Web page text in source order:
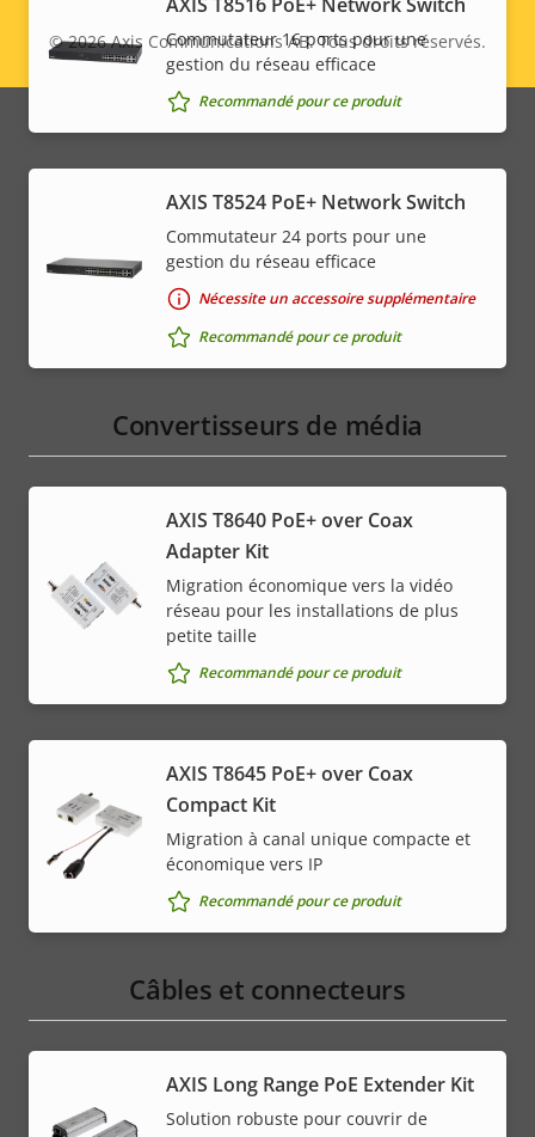
Commutateur 16 ports pour une
gestion du réseau efficace
Recommandé pour ce produit
AXIS T8524 PoE+ Network Switch
Commutateur 24 ports pour une
gestion du réseau efficace
Nécessite un accessoire supplémentaire
Recommandé pour ce produit
Convertisseurs de média
AXIS T8640 PoE+ over Coax
Adapter Kit
Migration économique vers la vidéo
réseau pour les installations de plus
petite taille
Recommandé pour ce produit
AXIS T8645 PoE+ over Coax
Compact Kit
Migration à canal unique compacte et
économique vers IP
Recommandé pour ce produit
Câbles et connecteurs
AXIS Long Range PoE Extender Kit
Solution robuste pour couvrir de
Legal
© 2026Axis Communications AB. Tous droits réservés.